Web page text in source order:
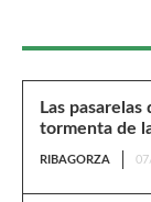
Las
tormenta de
RIBAGORZA